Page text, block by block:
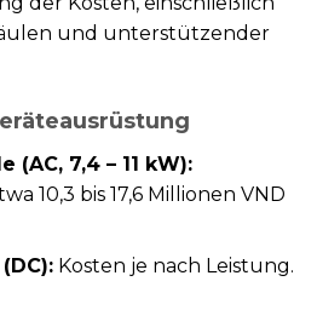
und unterstützender
(AC, 7,4 – 11 kW):
10,3 bis 17,6 Millionen VND
Kosten je nach Leistung.